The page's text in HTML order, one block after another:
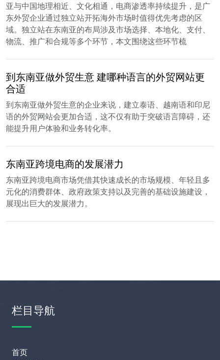
亚与中国地理相近、文化相通，电商渗透率持续提升，是广
东外贸企业通过独立站开拓海外市场时值得优先考虑的区
域。独立站在东南亚的布局涉及市场选择、本地化、支付、
物流、推广和合规等多个环节，本文围绕这些环节梳
到东南亚做外贸生意 建哪种语言的外贸网站更
合适
到东南亚做外贸生意的企业来说，建立泰语、越南语和印尼
语的外贸网站会更加合适，这不仅有助于突破语言障碍，还
能提升用户体验和业务转化率。
东南亚跨境电商的发展潜力
东南亚跨境电商市场凭借其快速成长的市场规模、年轻且多
元化的消费群体、政府政策支持以及完善的基础设施建设，
展现出巨大的发展潜力。
栏目导航
首页